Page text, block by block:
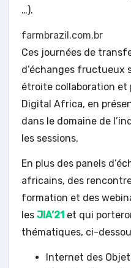
…).
farmbrazil.com.br
Ces journées de
d’échanges fructueux
étroite collaboration et
Digital Africa, en
dans le domaine de
les sessions.
En plus des panels
africains, des
formation et des
les JIA’21 et qui
thématiques, ci-
Internet des